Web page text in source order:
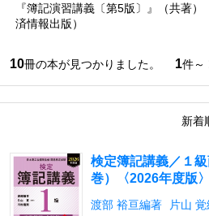
『簿記演習講義〔第5版〕』（共著）
済情報出版）
10冊の本が見つかりました。 1件～
新着
検定簿記講義／１
巻）〈2026年度版〉
渡部 裕亘編著 片山